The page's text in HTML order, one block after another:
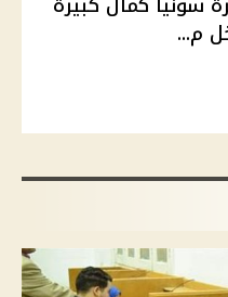
م...